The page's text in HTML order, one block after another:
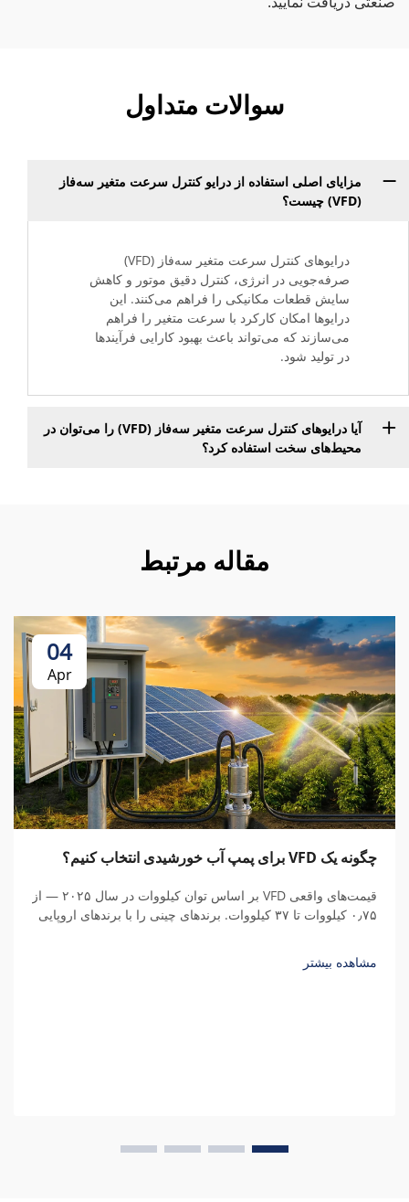
سوالات متداول
مزایای اصلی استفاده از درایو کنترل سرعت متغیر سه‌فاز
(VFD) چیست؟
درایوهای کنترل سرعت متغیر سه‌فاز (VFD)
صرفه‌جویی در انرژی، کنترل دقیق موتور و کاهش
سایش قطعات مکانیکی را فراهم می‌کنند. این
درایوها امکان کارکرد با سرعت متغیر را فراهم
می‌سازند که می‌تواند باعث بهبود کارایی فرآیندها
در تولید شود.
آیا درایوهای کنترل سرعت متغیر سه‌فاز (VFD) را می‌توان در
محیط‌های سخت استفاده کرد؟
مقاله مرتبط
04
Apr
چگونه یک VFD برای پمپ آب خورشیدی انتخاب کنیم؟
قیمت‌های واقعی VFD بر اساس توان کیلووات در سال ۲۰۲۵ — از
۰٫۷۵ کیلووات تا ۳۷ کیلووات. برندهای چینی را با برندهای اروپایی
محاسبه کنید.
مشاهده بیشتر